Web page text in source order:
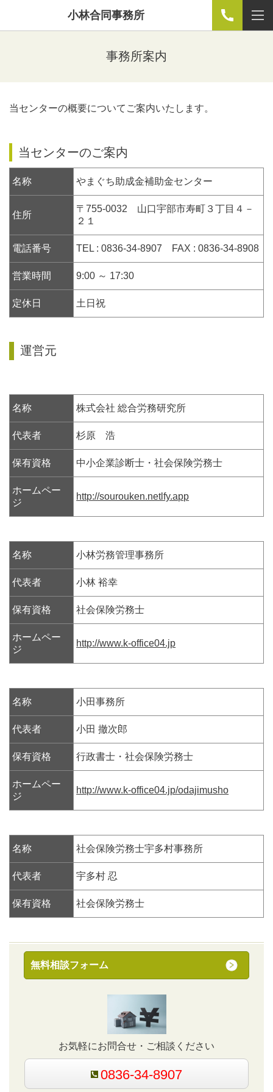
小林合同事務所
事務所案内
当センターの概要についてご案内いたします。
当センターのご案内
名称 やまぐち助成金補助金センター
住所
〒755-0032 山口宇部市寿町３丁目４－
２１
電話番号 TEL : 0836-34-8907 FAX : 0836-34-8908
営業時間 9:00 ～ 17:30
定休日 土日祝
運営元
名称 株式会社 総合労務研究所
代表者 杉原 浩
保有資格 中小企業診断士・社会保険労務士
ホームペー
ジ
http://sourouken.netlfy.app
名称 小林労務管理事務所
代表者 小林 裕幸
保有資格 社会保険労務士
ホームペー
ジ
http://www.k-office04.jp
名称 小田事務所
代表者 小田 撤次郎
保有資格 行政書士・社会保険労務士
ホームペー
ジ
http://www.k-office04.jp/odajimusho
名称 社会保険労務士宇多村事務所
代表者 宇多村 忍
保有資格 社会保険労務士
無料相談フォーム
お気軽にお問合せ・ご相談ください
0836-34-8907